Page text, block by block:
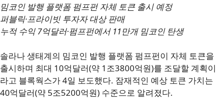
밈코인 발행 플랫폼 펌프펀 자체 토큰 출시 예정
퍼블릭·프라이빗 투자자 대상 판매
누적 수익 7억달러·펌프펀에서 11만개 밈코인 탄생
솔라나 생태계의 밈코인 발행 플랫폼 펌프펀이 자체 토큰을
출시하며 최대 10억달러(약 1조3800억원)를 조달할 계획이
라고 블록웍스가 4일 보도했다. 잠재적인 예상 토큰 가치는
40억달러(약 5조5200억원) 수준으로 알려졌다.